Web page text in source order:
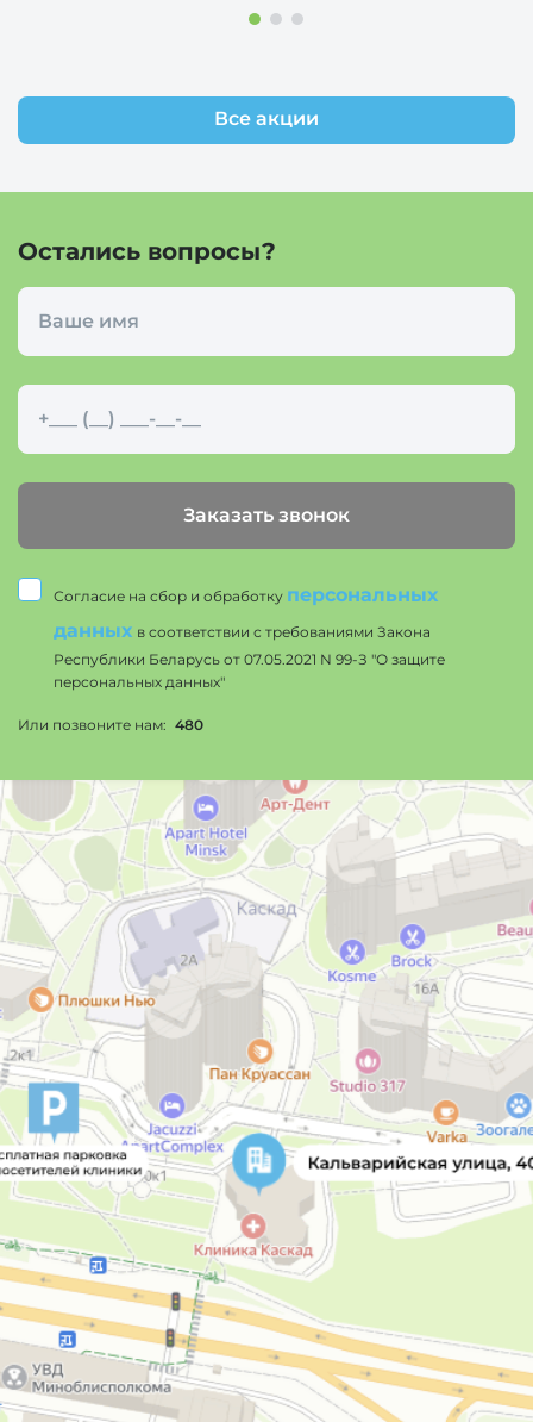
Все акции
Остались вопросы?
Заказать звонок
Или позвоните нам: 480
Согласие на сбор и обработку персональных
данных в соответствии с требованиями Закона
Республики Беларусь от 07.05.2021 N 99-З "О защите
персональных данных"